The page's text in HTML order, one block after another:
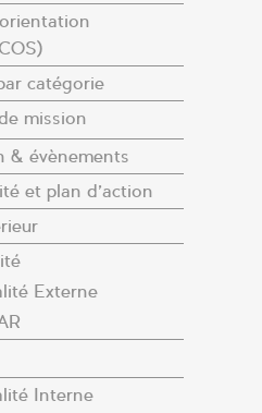
catégorie
mission
& évènements
et plan d’action
Externe
Interne